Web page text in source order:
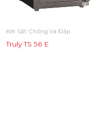
Két Sắt Chống Va Đập
Truly TS 56 E